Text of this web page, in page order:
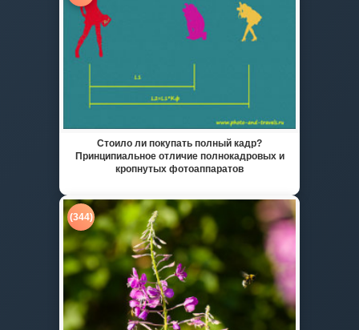
Стоило ли покупать полный кадр?
Принципиальное отличие полнокадровых и
кропнутых фотоаппаратов
(344)